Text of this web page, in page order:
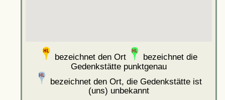
bezeichnet den Ort
bezeichnet die
Gedenkstätte punktgenau
bezeichnet den Ort, die Gedenkstätte ist
(uns) unbekannt